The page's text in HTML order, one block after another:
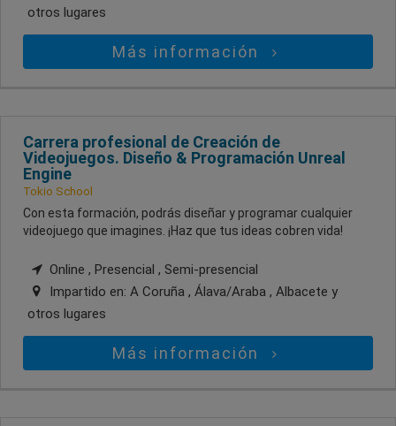
otros lugares
Más información
Carrera profesional de Creación de
Videojuegos. Diseño & Programación Unreal
Engine
Tokio School
Con esta formación, podrás diseñar y programar cualquier
videojuego que imagines. ¡Haz que tus ideas cobren vida!
Online , Presencial , Semi-presencial
Impartido en: A Coruña , Álava/Araba , Albacete y
otros lugares
Más información